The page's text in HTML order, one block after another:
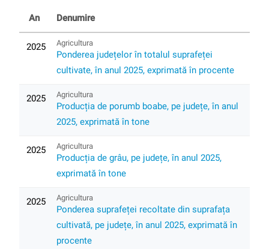
An Denumire
2025 Agricultura
Ponderea județelor în totalul suprafeței
cultivate, în anul 2025, exprimată în procente
2025 Agricultura
Producția de porumb boabe, pe județe, în anul
2025, exprimată în tone
2025 Agricultura
Producția de grâu, pe județe, în anul 2025,
exprimată în tone
2025 Agricultura
Ponderea suprafeței recoltate din suprafața
cultivată, pe județe, în anul 2025, exprimată în
procente